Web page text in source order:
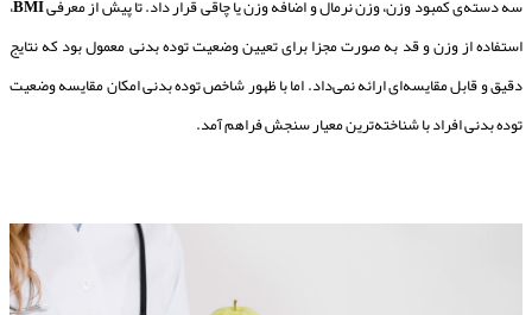
سه دسته‌ی کمبود وزن، وزن نرمال و اضافه وزن یا چاقی قرار داد. تا پیش از معرفیBMI،
استفاده از وزن و قد به صورت مجزا برای تعیین وضعیت توده بدنی معمول بود که نتایج
دقیق و قابل مقایسه‌ای ارائه نمی‌داد. اما با ظهور شاخص توده بدنی امکان مقایسه وضعیت
توده بدنی افراد با شناخته‌ترین معیار سنجش فراهم آمد.